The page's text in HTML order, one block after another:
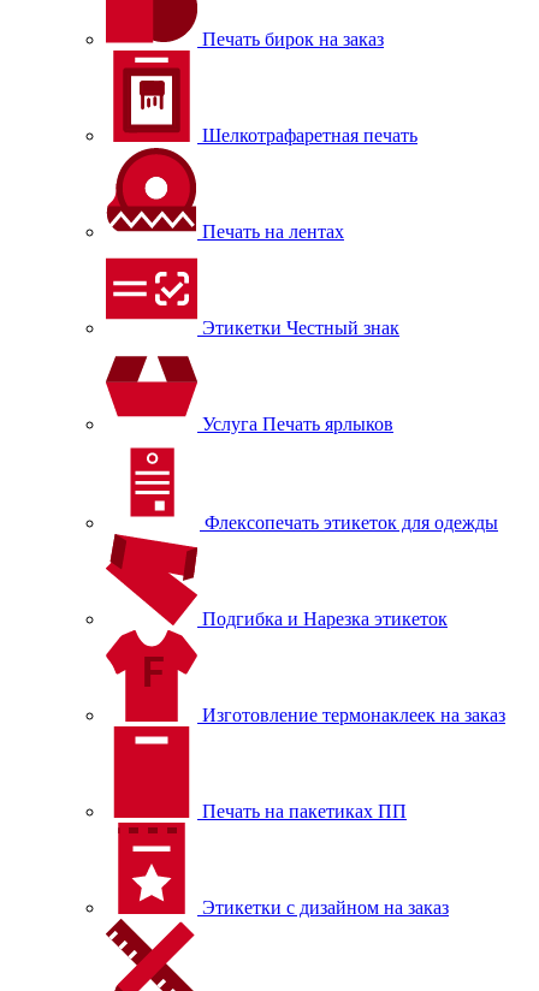
Печать бирок на заказ
Шелкотрафаретная печать
Печать на лентах
Этикетки Честный знак
Услуга Печать ярлыков
Флексопечать этикеток для одежды
Подгибка и Нарезка этикеток
Изготовление термонаклеек на заказ
Печать на пакетиках ПП
Этикетки с дизайном на заказ